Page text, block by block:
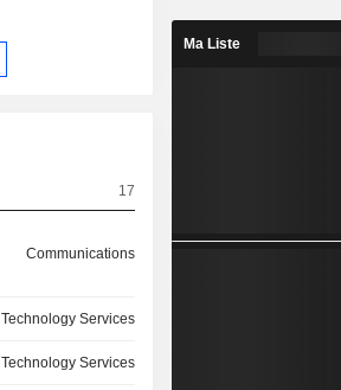
17
Communications
Technology Services
Technology Services
Ma Liste